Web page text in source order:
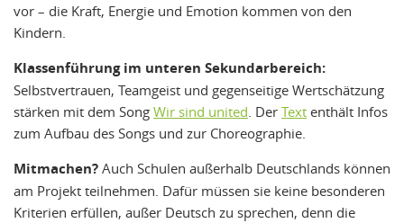
vor – die Kraft, Energie und Emotion kommen von den
Kindern.
Klassenführung im unteren Sekundarbereich:
Selbstvertrauen, Teamgeist und gegenseitige Wertschätzung
stärken mit dem Song Wir sind united . Der Text enthält Infos
zum Aufbau des Songs und zur Choreographie.
Mitmachen? Auch Schulen außerhalb Deutschlands können
am Projekt teilnehmen. Dafür müssen sie keine besonderen
Kriterien erfüllen, außer Deutsch zu sprechen, denn die